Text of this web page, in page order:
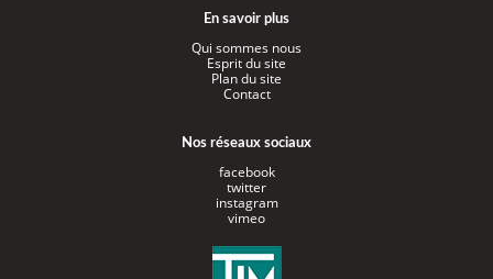
En savoir plus
Qui sommes nous
Esprit du site
Plan du site
Contact
Nos réseaux sociaux
facebook
twitter
instagram
vimeo